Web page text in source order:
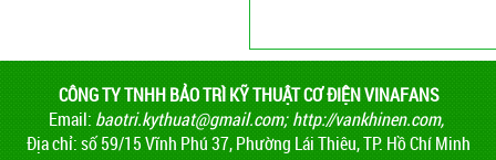
CÔNG TY TNHH BẢO TRÌ KỸ THUẬT CƠ ĐIỆN VINAFANS
Email: baotri.kythuat@gmail.com;http://vankhinen.com,
Địa chỉ: số 59/15 Vĩnh Phú 37, Phường Lái Thiêu, TP. Hồ Chí Minh